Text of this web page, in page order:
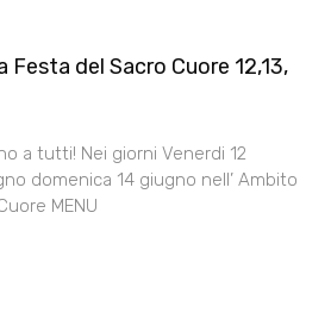
Festa del Sacro Cuore 12,13,
a tutti! Nei giorni Venerdi 12
domenica 14 giugno nell’ Ambito
MENU